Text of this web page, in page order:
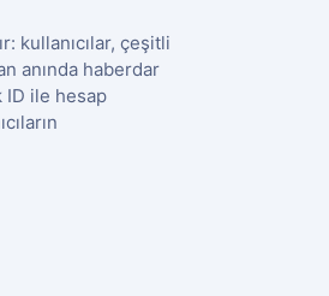
kullanıcılar, çeşitli
anında haberdar
ID ile hesap